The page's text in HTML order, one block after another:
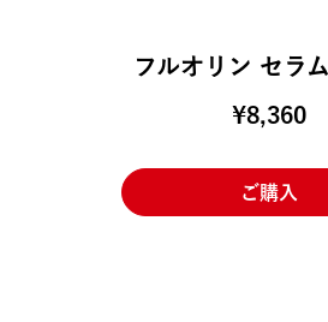
フルオリン セラ
¥8,360
ご購入